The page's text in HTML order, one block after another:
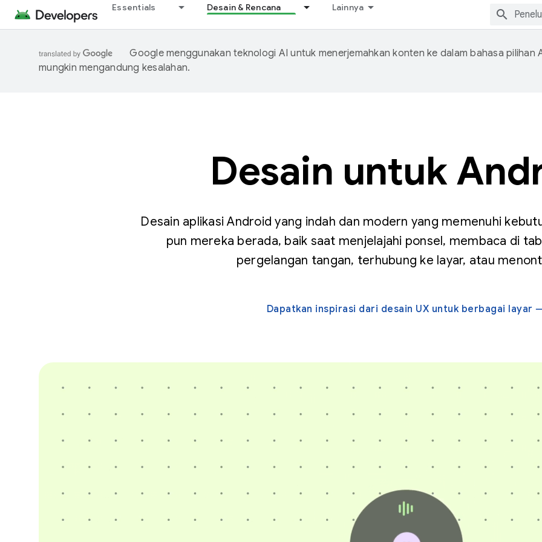
Essentials Desain & Rencana Lainnya
Google menggunakan teknologi AI untuk menerjemahkan konten ke dalam bahasa pilihan
mungkin mengandung kesalahan.
Desain untuk
Desain aplikasi Android yang indah dan modern yang memenuhi
pun mereka berada, baik saat menjelajahi ponsel, membaca di
pergelangan tangan, terhubung ke layar, atau
Dapatkan inspirasi dari desain UX untuk berbagai layar